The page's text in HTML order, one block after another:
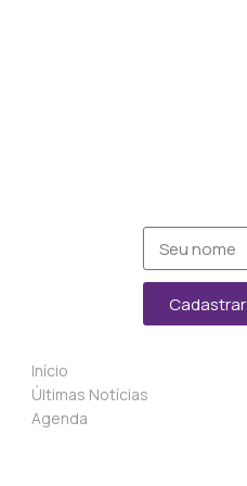
Cadastrar
Início
Últimas Notícias
Agenda